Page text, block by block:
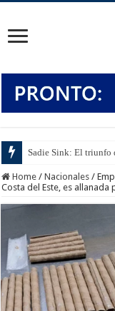
Sadie Sink: El triunfo
Home / Nacionales /
Costa del Este, es allanada